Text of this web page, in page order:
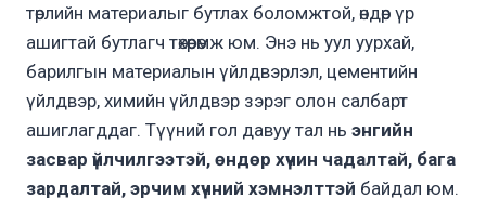
төрлийн материалыг бутлах боломжтой, өндөр үр
ашигтай бутлагч төхөөрөмж юм. Энэ нь уул уурхай,
барилгын материалын үйлдвэрлэл, цементийн
үйлдвэр, химийн үйлдвэр зэрэг олон салбарт
ашиглагддаг. Түүний гол давуу тал нь энгийн
засвар үйлчилгээтэй, өндөр хүчин чадалтай, бага
зардалтай, эрчим хүчний хэмнэлттэй байдал юм.